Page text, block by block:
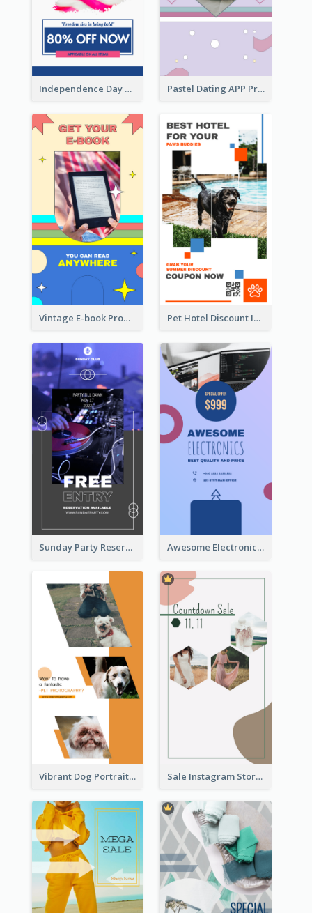
Independence Day Sale Instagram Story Pastel Dating APP Promotion Instagram Story Design
Vintage E-book Promote Instagram Story Design Pet Hotel Discount Instagram Story
Sunday Party Reservation Instagram Story Awesome Electronics Sale Instagram Story
Vibrant Dog Portrait Instagram Story Design Template Sale Instagram Story